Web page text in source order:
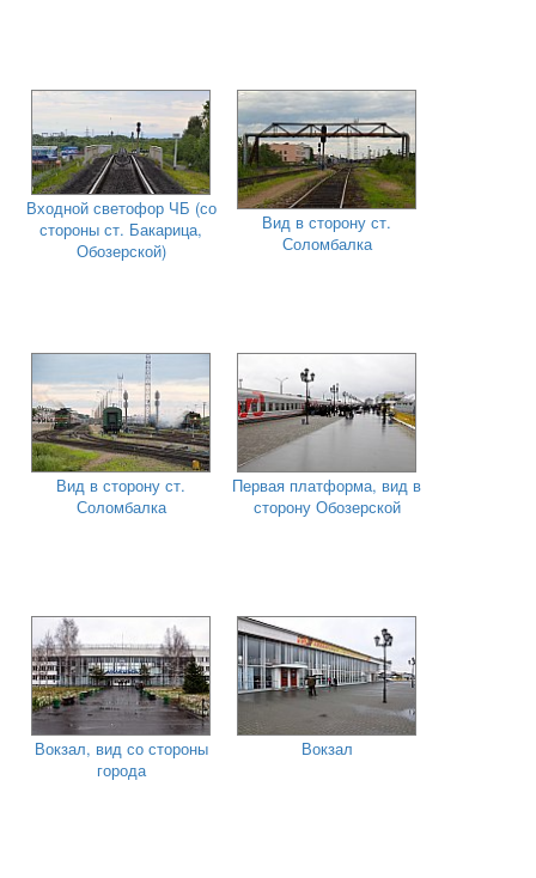
Входной светофор ЧБ (со
стороны ст. Бакарица,
Обозерской)
Вид в сторону ст.
Соломбалка
Вид в сторону ст.
Соломбалка
Первая платформа, вид в
сторону Обозерской
Вокзал, вид со стороны
города
Вокзал